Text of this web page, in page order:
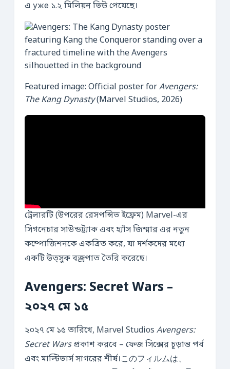
এ уже ১.২ মিলিয়ন ভিউ পেয়েছে।
Featured image: Official poster forAvengers:
The Kang Dynasty(Marvel Studios, 2026)
ট্রেলারটি (উপরের রেসপন্সিভ ইফ্রেম) Marvel-এর
সিগনেচার সাউন্ডট্র্যাক এবং হ্যাঁস জিম্মার এর নতুন
কম্পোজিশনকে একত্রিত করে, যা দর্শকদের মধ্যে
একটি উত্সুক বজ্রপাত তৈরি করেছে।
Avengers: Secret Wars –
২০২৭ মে ১৫
২০২৭ মে ১৫ তারিখে, Marvel Studios Avengers:
Secret Warsপ্রকাশ করবে – ফেজ সিক্সের চূড়ান্ত পর্ব
এবং মাল্টিভার্স সাগরের শীর্ষ।このフィルムは、